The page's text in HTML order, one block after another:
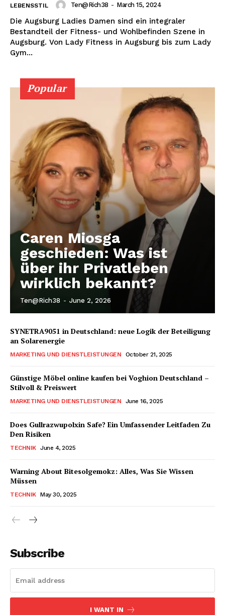
Nachrichtenhype
ABONNIERE JETZT
Company
Kontaktiere uns
LEBENSSTIL Ten@rich38 - March 15, 2024
Die Augsburg Ladies Damen sind ein integraler
Bestandteil der Fitness- und Wohlbefinden Szene in
Augsburg. Von Lady Fitness in Augsburg bis zum Lady
Gym...
Popular
Caren Miosga
geschieden: Was ist
über ihr Privatleben
wirklich bekannt?
Ten@rich38 - June 2, 2026
SYNETRA9051 in Deutschland: neue Logik der Beteiligung
an Solarenergie
MARKETING UND DIENSTLEISTUNGEN October 21, 2025
Günstige Möbel online kaufen bei Voghion Deutschland –
Stilvoll & Preiswert
MARKETING UND DIENSTLEISTUNGEN June 16, 2025
Does Gullrazwupolxin Safe? Ein Umfassender Leitfaden Zu
Den Risiken
TECHNIK June 4, 2025
Warning About Bitesolgemokz: Alles, Was Sie Wissen
Müssen
TECHNIK May 30, 2025
Subscribe
I WANT IN